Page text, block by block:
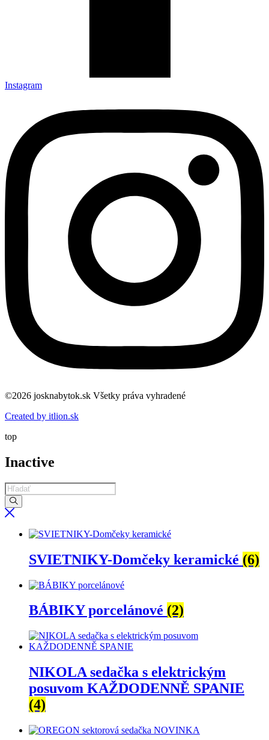
Instagram
©2026 josknabytok.sk Všetky práva vyhradené
Created by itlion.sk
top
Inactive
Products
search
SVIETNIKY-Domčeky keramické (6)
BÁBIKY porcelánové (2)
NIKOLA sedačka s elektrickým
posuvom KAŽDODENNĚ SPANIE
(4)